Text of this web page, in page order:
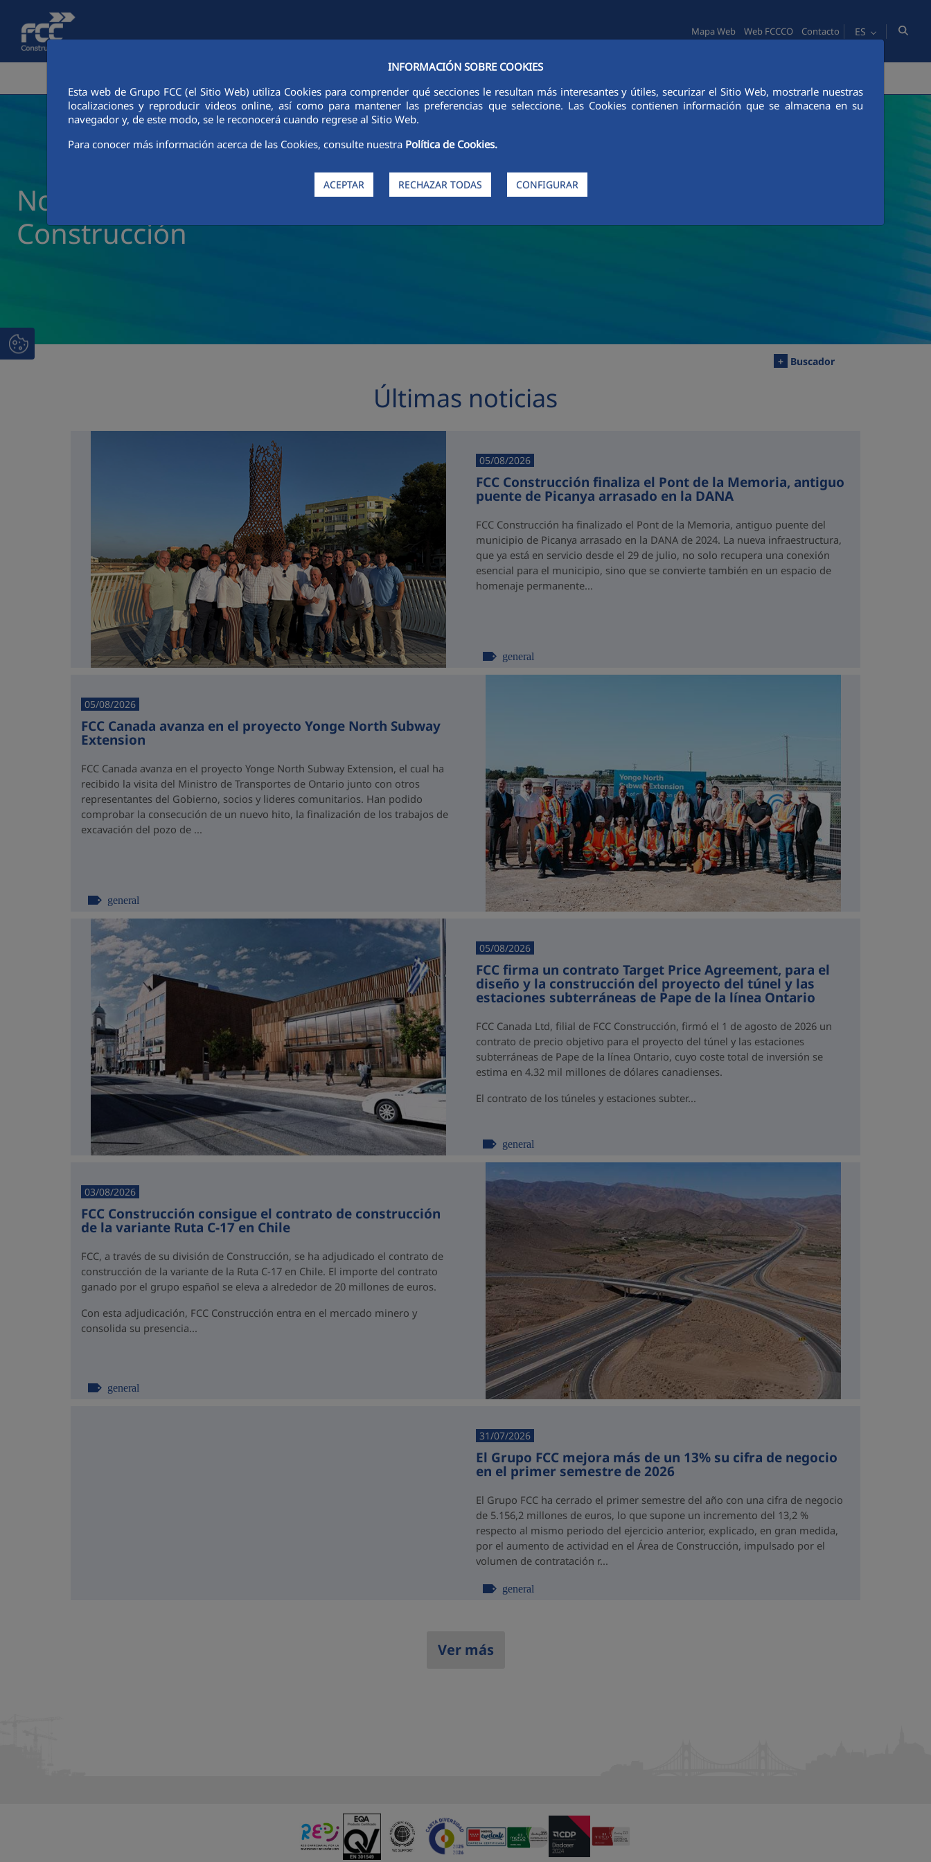
Saltar al contenido principal
INFORMACIÓN SOBRE COOKIES
Esta web de Grupo FCC (el Sitio Web) utiliza Cookies para comprender qué secciones le resultan más interesantes y útiles, securizar el Sitio Web, mostrarle nuestras
localizaciones y reproducir videos online, así como para mantener las preferencias que seleccione. Las Cookies contienen información que se almacena en su
navegador y, de este modo, se le reconocerá cuando regrese al Sitio Web.
Para conocer más información acerca de las Cookies, consulte nuestra Política de Cookies.
ACEPTAR RECHAZAR TODAS CONFIGURAR
Mapa Web Web FCCCO Contacto ES
Noticias y actualidad de FCC
Construcción
+ Buscador
Últimas noticias
05/08/2026
FCC Construcción finaliza el Pont de la Memoria, antiguo
puente de Picanya arrasado en la DANA
FCC Construcción ha finalizado el Pont de la Memoria, antiguo puente del
municipio de Picanya arrasado en la DANA de 2024. La nueva infraestructura,
que ya está en servicio desde el 29 de julio, no solo recupera una conexión
esencial para el municipio, sino que se convierte también en un espacio de
homenaje permanente...
general
05/08/2026
FCC Canada avanza en el proyecto Yonge North Subway
Extension
FCC Canada avanza en el proyecto Yonge North Subway Extension, el cual ha
recibido la visita del Ministro de Transportes de Ontario junto con otros
representantes del Gobierno, socios y lideres comunitarios. Han podido
comprobar la consecución de un nuevo hito, la finalización de los trabajos de
excavación del pozo de ...
general
05/08/2026
FCC firma un contrato Target Price Agreement, para el
diseño y la construcción del proyecto del túnel y las
estaciones subterráneas de Pape de la línea Ontario
FCC Canada Ltd, filial de FCC Construcción, firmó el 1 de agosto de 2026 un
contrato de precio objetivo para el proyecto del túnel y las estaciones
subterráneas de Pape de la línea Ontario, cuyo coste total de inversión se
estima en 4.32 mil millones de dólares canadienses.
El contrato de los túneles y estaciones subter...
general
03/08/2026
FCC Construcción consigue el contrato de construcción
de la variante Ruta C-17 en Chile
FCC, a través de su división de Construcción, se ha adjudicado el contrato de
construcción de la variante de la Ruta C-17 en Chile. El importe del contrato
ganado por el grupo español se eleva a alrededor de 20 millones de euros.
Con esta adjudicación, FCC Construcción entra en el mercado minero y
consolida su presencia...
general
31/07/2026
El Grupo FCC mejora más de un 13% su cifra de negocio
en el primer semestre de 2026
El Grupo FCC ha cerrado el primer semestre del año con una cifra de negocio
de 5.156,2 millones de euros, lo que supone un incremento del 13,2 %
respecto al mismo periodo del ejercicio anterior, explicado, en gran medida,
por el aumento de actividad en el Área de Construcción, impulsado por el
volumen de contratación r...
general
Ver más